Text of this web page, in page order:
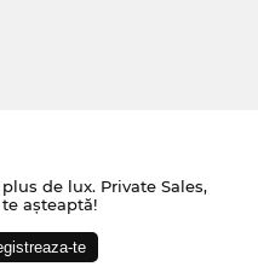
de lux. Private Sales,
așteaptă!